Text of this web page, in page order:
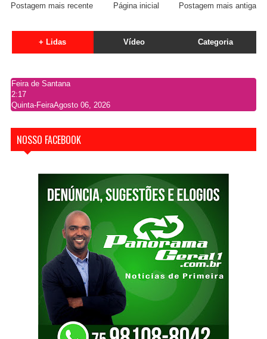
Postagem mais recente Postagem mais antiga
Página inicial
+ Lidas Vídeo Categoria
Feira de Santana
2:17
Quinta-FeiraAgosto 06, 2026
NOSSO FACEBOOK